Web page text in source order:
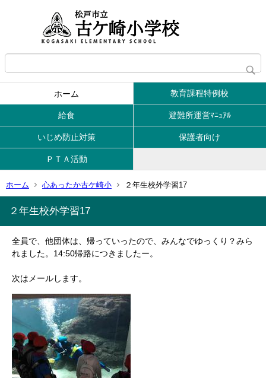
ホーム 教育課程特例校
給食 避難所運営ﾏﾆｭｱﾙ
いじめ防止対策 保護者向け
ＰＴＡ活動
ホーム 心あったか古ケ崎小 ２年生校外学習17
２年生校外学習17
全員で、他団体は、帰っていったので、みんなでゆっくり？みら
れました。14:50帰路につきましたー。
次はメールします。